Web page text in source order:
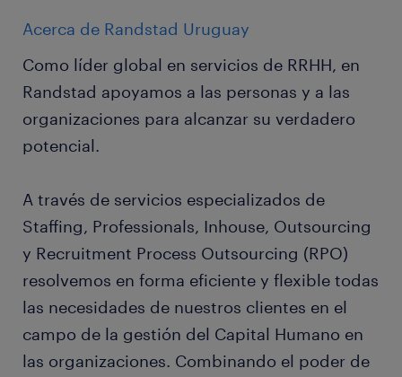
Acerca de Randstad Uruguay
Como líder global en servicios de RRHH, en
Randstad apoyamos a las personas y a las
organizaciones para alcanzar su verdadero
potencial.
A través de servicios especializados de
Staffing, Professionals, Inhouse, Outsourcing
y Recruitment Process Outsourcing (RPO)
resolvemos en forma eficiente y flexible todas
las necesidades de nuestros clientes en el
campo de la gestión del Capital Humano en
las organizaciones. Combinando el poder de